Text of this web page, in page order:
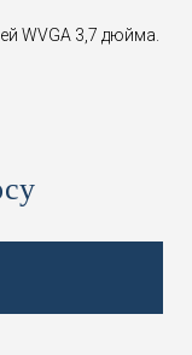
WVGA 3,7 дюйма.